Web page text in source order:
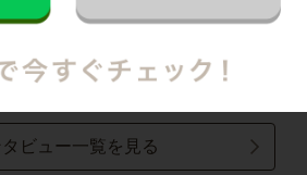
ョンをとる時間が増え
記事全文を見る
タビュー一覧を見る